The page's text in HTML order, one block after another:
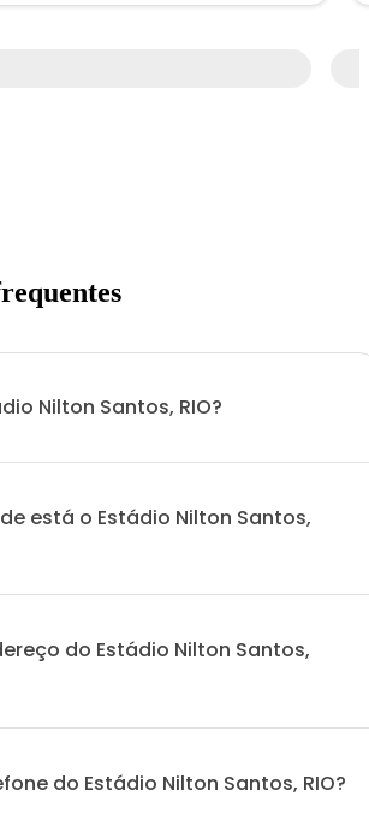
Nilton Santos, RIO?
está o Estádio Nilton Santos,
do Estádio Nilton Santos,
do Estádio Nilton Santos, RIO?